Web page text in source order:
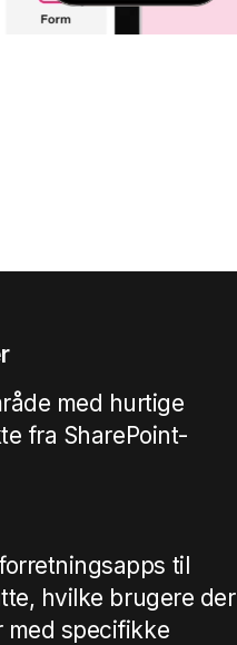
med hurtige
fra SharePoint-
til
hvilke brugere der
med specifikke